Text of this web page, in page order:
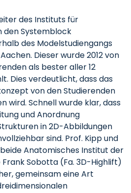
des Instituts für
den Systemblock
des Modelstudiengangs
Dieser wurde 2012 von
als bester aller 12
Dies verdeutlicht, dass das
von den Studierenden
wird. Schnell wurde klar, dass
und Anordnung
in 2D-Abbildungen
sind. Prof. Kipp und
Anatomisches Institut der
Frank Sobotta (Fa. 3D-Highlift)
gemeinsam eine Art